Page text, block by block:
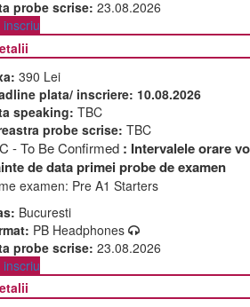
probe scrise: 23.08.2026
390 Lei
plata/ inscriere: 10.08.2026
speaking: TBC
probe scrise: TBC
- To Be Confirmed : Intervalele orare
de data primei probe de examen
examen: Pre A1 Starters
Bucuresti
PB Headphones
probe scrise: 23.08.2026